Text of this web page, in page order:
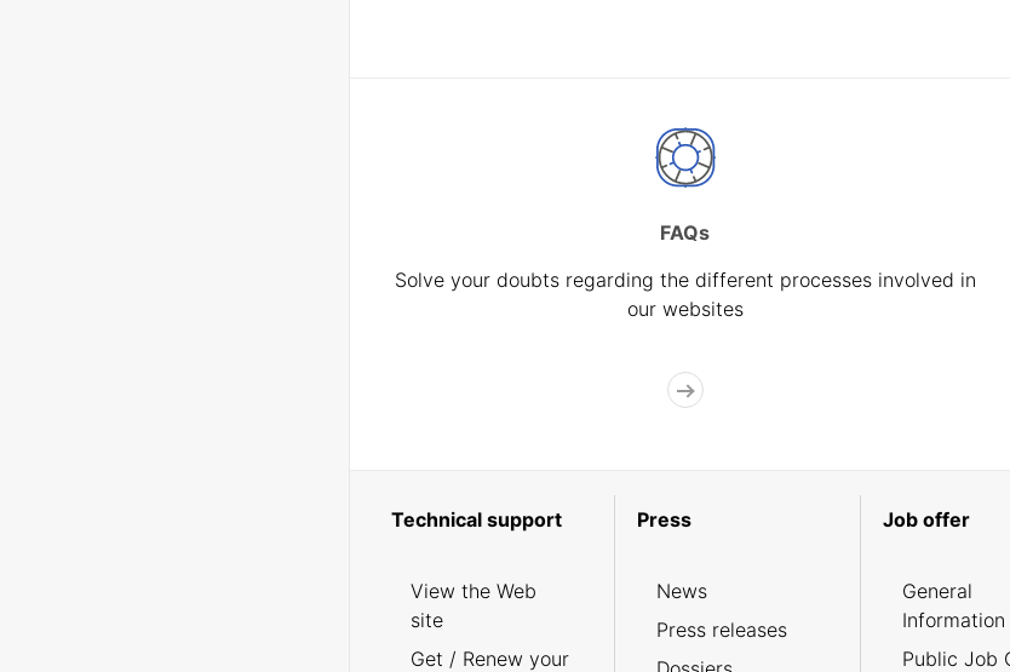
FAQs
Solve your doubts regarding the different processes involved in
our websites
Technical support
View the Web
site
Get / Renew your
Press
News
Press releases
Job offer
General
Information
Public Job